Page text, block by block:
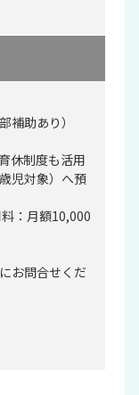
補助あり）
休制度も活用
児対象）へ預
：月額10,000
お問合せくだ